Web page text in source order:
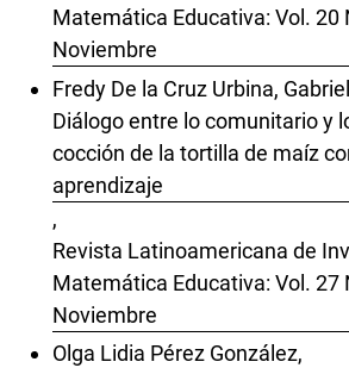
Matemática Educativa: Vol. 20
Noviembre
Fredy De la Cruz Urbina,
Diálogo entre lo comunitario y
cocción de la tortilla de maíz
aprendizaje
,
Revista Latinoamericana de
Matemática Educativa: Vol. 27
Noviembre
Olga Lidia Pérez González,